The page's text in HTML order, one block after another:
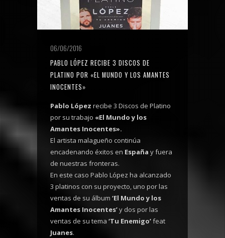
06/06/2016
PABLO LÓPEZ RECIBE 3 DISCOS DE
PLATINO POR «EL MUNDO Y LOS AMANTES
INOCENTES»
Pablo López recibe 3 Discos de Platino
por su trabajo «El Mundo y los
Amantes Inocentes».
El artista malagueño continúa
encadenando éxitos en España y fuera
de nuestras fronteras.
En este caso Pablo López ha alcanzado
3 platinos con su proyecto, uno por las
ventas de su álbum‘El Mundo y los
Amantes Inocentes’y dos por las
ventas de su tema‘Tu Enemigo’feat
Juanes.